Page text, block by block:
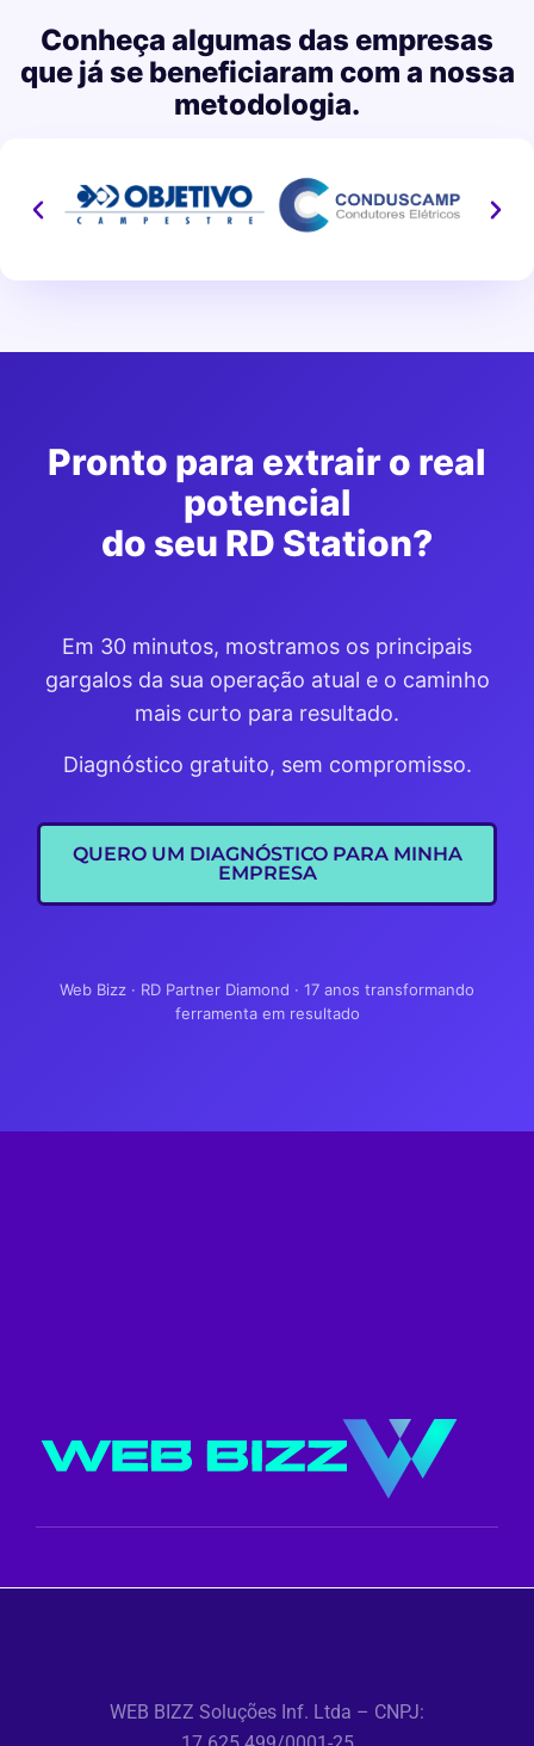
Conheça algumas das empresas
que já se beneficiaram com a nossa
metodologia.
Pronto para extrair o real
potencial
do seu RD Station?
Em 30 minutos, mostramos os principais
gargalos da sua operação atual e o caminho
mais curto para resultado.
Diagnóstico gratuito, sem compromisso.
QUERO UM DIAGNÓSTICO PARA MINHA
EMPRESA
Web Bizz · RD Partner Diamond · 17 anos transformando
ferramenta em resultado
WEB BIZZ Soluções Inf. Ltda – CNPJ: